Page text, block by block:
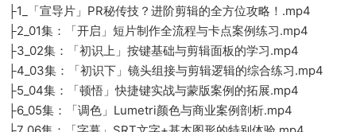
├1_「宣导片」PR秘传技？进阶剪辑的全方位攻略！.mp4
├2_01集：「开启」短片制作全流程与卡点案例练习.mp4
├3_02集：「初识上」按键基础与剪辑面板的学习.mp4
├4_03集：「初识下」镜头组接与剪辑逻辑的综合练习.mp4
├5_04集：「顿悟」快捷键实战与蒙版案例的拓展.mp4
├6_05集：「调色」Lumetri颜色与商业案例剖析.mp4